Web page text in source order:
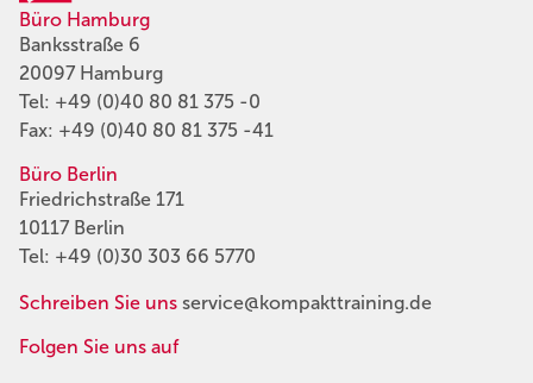
Büro Hamburg
Banksstraße 6
20097 Hamburg
Tel: +49 (0)40 80 81 375 -0
Fax: +49 (0)40 80 81 375 -41
Büro Berlin
Friedrichstraße 171
10117 Berlin
Tel: +49 (0)30 303 66 5770
Schreiben Sie uns service@kompakttraining.de
Folgen Sie uns auf